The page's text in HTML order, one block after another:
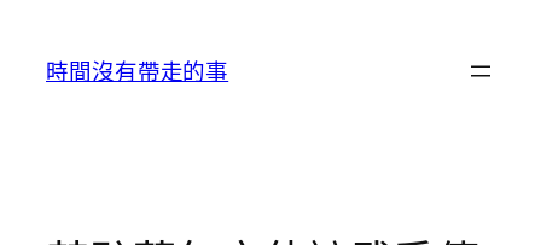
時間沒有帶走的事